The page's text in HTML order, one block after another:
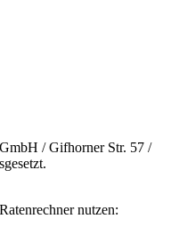
/ Gifhorner Str. 57 /
nutzen: